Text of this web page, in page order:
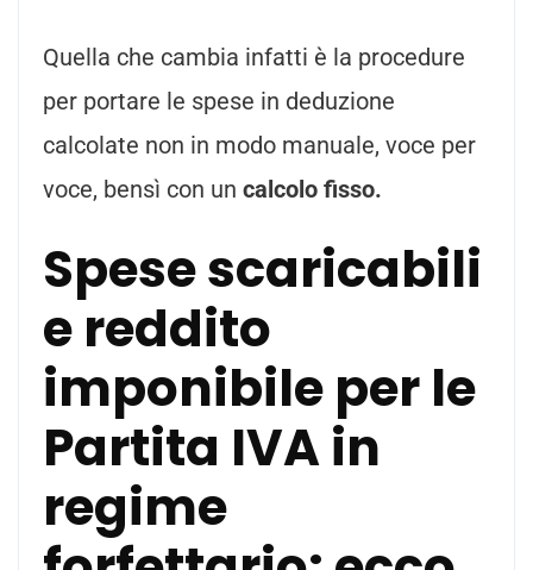
Quella che cambia infatti è la procedure
per portare le spese in deduzione
calcolate non in modo manuale, voce per
voce, bensì con un calcolo fisso.
Spese scaricabili
e reddito
imponibile per le
Partita IVA in
regime